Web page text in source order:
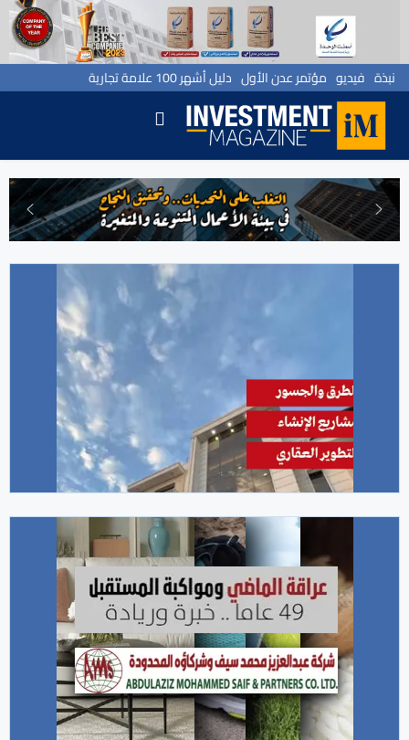
نبذة فيديو مؤتمر عدن الأول دليل أشهر 100 علامة تجارية